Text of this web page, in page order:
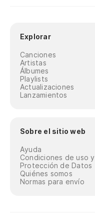
Explorar
Canciones
Artistas
Álbumes
Playlists
Actualizaciones
Lanzamientos
Sobre el sitio web
Ayuda
Condiciones de uso
Protección de Datos
Quiénes somos
Normas para envío